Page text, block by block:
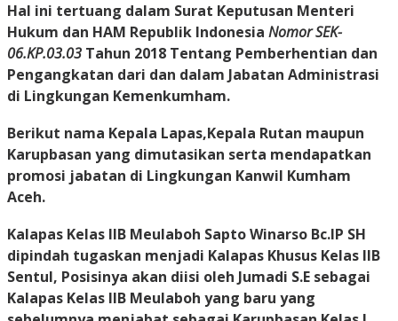
Hal ini tertuang dalam Surat Keputusan Menteri
Hukum dan HAM Republik Indonesia Nomor SEK-
06.KP.03.03 Tahun 2018 Tentang Pemberhentian dan
Pengangkatan dari dan dalam Jabatan Administrasi
di Lingkungan Kemenkumham.
Berikut nama Kepala Lapas,Kepala Rutan maupun
Karupbasan yang dimutasikan serta mendapatkan
promosi jabatan di Lingkungan Kanwil Kumham
Aceh.
Kalapas Kelas IIB Meulaboh Sapto Winarso Bc.IP SH
dipindah tugaskan menjadi Kalapas Khusus Kelas IIB
Sentul, Posisinya akan diisi oleh Jumadi S.E sebagai
Kalapas Kelas IIB Meulaboh yang baru yang